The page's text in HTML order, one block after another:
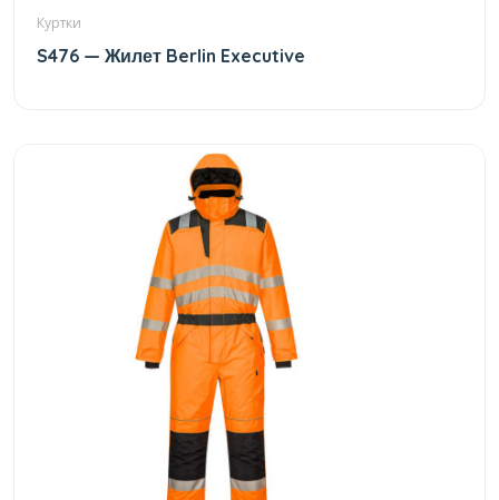
Куртки
S476 — Жилет Berlin Executive